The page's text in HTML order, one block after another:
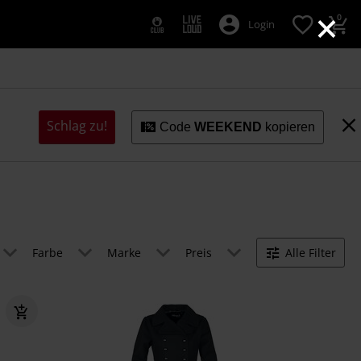
×
Login 0
Schlag zu! CodeWEEKEND kopieren
Farbe Marke Preis Alle Filter